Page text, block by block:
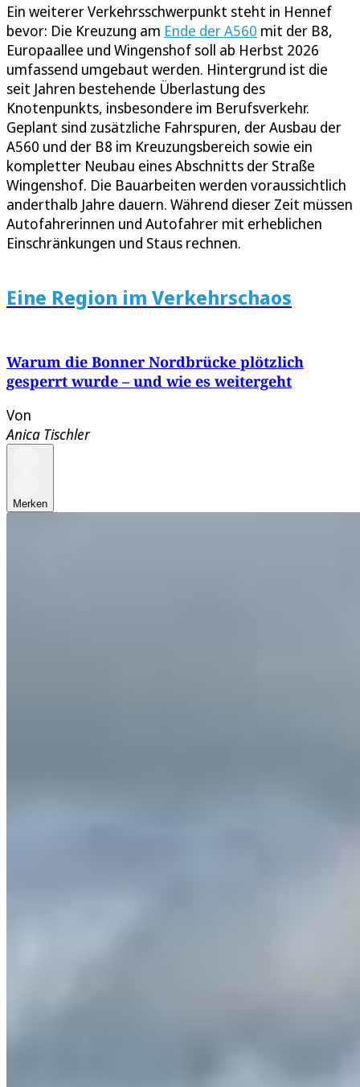
Ein weiterer Verkehrsschwerpunkt steht in Hennef
bevor: Die Kreuzung am Ende der A560 mit der B8,
Europaallee und Wingenshof soll ab Herbst 2026
umfassend umgebaut werden. Hintergrund ist die
seit Jahren bestehende Überlastung des
Knotenpunkts, insbesondere im Berufsverkehr.
Geplant sind zusätzliche Fahrspuren, der Ausbau der
A560 und der B8 im Kreuzungsbereich sowie ein
kompletter Neubau eines Abschnitts der Straße
Wingenshof. Die Bauarbeiten werden voraussichtlich
anderthalb Jahre dauern. Während dieser Zeit müssen
Autofahrerinnen und Autofahrer mit erheblichen
Einschränkungen und Staus rechnen.
Eine Region im Verkehrschaos
Warum die Bonner Nordbrücke plötzlich
gesperrt wurde – und wie es weitergeht
Von
Anica Tischler
Merken